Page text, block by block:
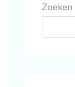
Zoeken